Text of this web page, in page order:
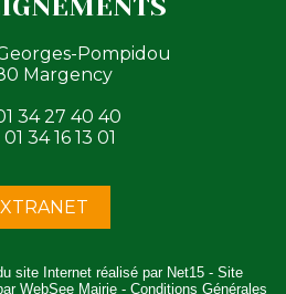
Pompidou
Margency
34 27 40 40
01 34 16 13 01
site Internet réalisé par Net15 - Site
WebSee Mairie- Conditions Générales